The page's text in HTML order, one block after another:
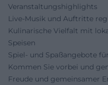
Veranstaltungshighlights
Live-Musik und Auftritte
Kulinarische Vielfalt mit
Speisen
Spiel- und Spaßangebote
Kommen Sie vorbei und
Freude und gemeinsamer